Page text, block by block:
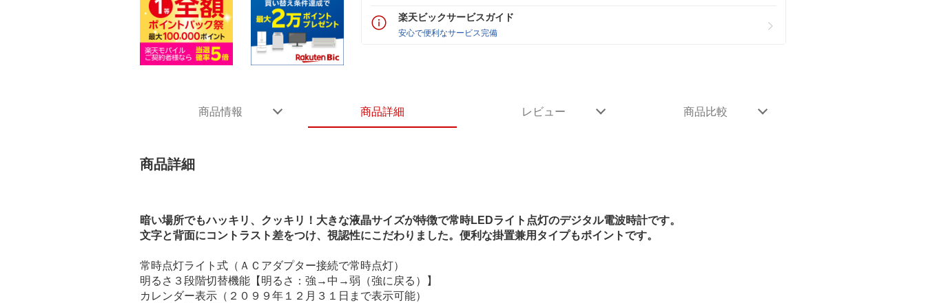
楽天ビックサービスガイド
安心で便利なサービス完備
商品情報 商品詳細 レビュー 商品比較
商品詳細
暗い場所でもハッキリ、クッキリ！大きな液晶サイズが特徴で常時LEDライト点灯のデジタル電波時計です。
文字と背面にコントラスト差をつけ、視認性にこだわりました。便利な掛置兼用タイプもポイントです。
常時点灯ライト式（ＡＣアダプター接続で常時点灯）
明るさ３段階切替機能【明るさ：強→中→弱（強に戻る）】
カレンダー表示（２０９９年１２月３１日まで表示可能）